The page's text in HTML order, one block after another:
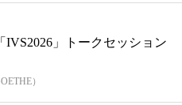
IVS2026」トークセッション
）